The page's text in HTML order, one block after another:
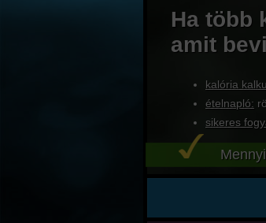
Ha több
amit
kalória
ételnapló:
sikeres